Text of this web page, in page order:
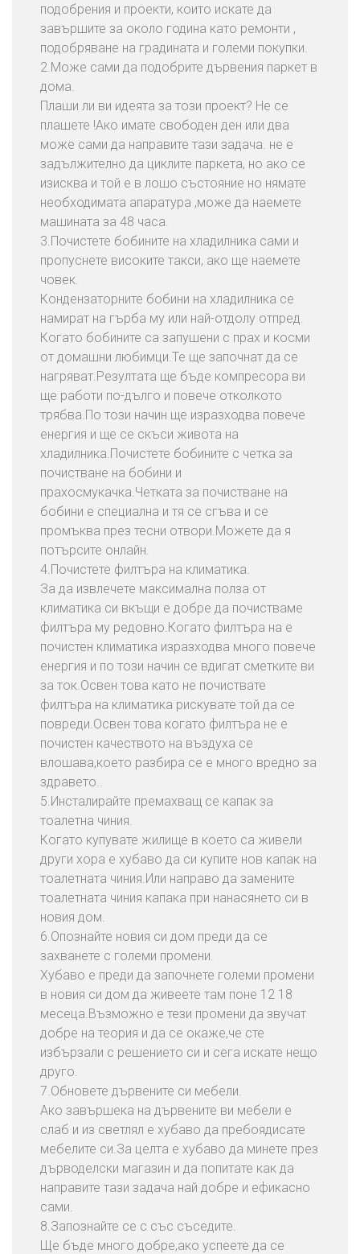
подобрения и проекти, които искате да
завършите за около година като ремонти ,
подобряване на градината и големи покупки.
2.Може сами да подобрите дървения паркет в
дома.
Плаши ли ви идеята за този проект? Не се
плашете !Ако имате свободен ден или два
може сами да направите тази задача. не е
задължително да циклите паркета, но ако се
изисква и той е в лошо състояние но нямате
необходимата апаратура ,може да наемете
машината за 48 часа.
3.Почистете бобините на хладилника сами и
пропуснете високите такси, ако ще наемете
човек.
Кондензаторните бобини на хладилника се
намират на гърба му или най-отдолу отпред.
Когато бобините са запушени с прах и косми
от домашни любимци.Те ще започнат да се
нагряват.Резултата ще бъде компресора ви
ще работи по-дълго и повече отколкото
трябва.По този начин ще изразходва повече
енергия и ще се скъси живота на
хладилника.Почистете бобините с четка за
почистване на бобини и
прахосмукачка.Четката за почистване на
бобини е специална и тя се сгъва и се
промъква през тесни отвори.Можете да я
потърсите онлайн.
4.Почистете филтъра на климатика.
За да извлечете максимална полза от
климатика си вкъщи е добре да почистваме
филтъра му редовно.Когато филтъра на е
почистен климатика изразходва много повече
енергия и по този начин се вдигат сметките ви
за ток.Освен това като не почиствате
филтъра на климатика рискувате той да се
повреди.Освен това когато филтъра не е
почистен качеството на въздуха се
влошава,което разбира се е много вредно за
здравето..
5.Инсталирайте премахващ се капак за
тоалетна чиния.
Когато купувате жилище в което са живели
други хора е хубаво да си купите нов капак на
тоалетната чиния.Или направо да замените
тоалетната чиния капака при нанасянето си в
новия дом.
6.Опознайте новия си дом преди да се
захванете с големи промени.
Хубаво е преди да започнете големи промени
в новия си дом да живеете там поне 12 18
месеца.Възможно е тези промени да звучат
добре на теория и да се окаже,че сте
избързали с решението си и сега искате нещо
друго.
7.Обновете дървените си мебели.
Ако завършека на дървените ви мебели е
слаб и из светлял е хубаво да пребоядисате
мебелите си.За целта е хубаво да минете през
дърводелски магазин и да попитате как да
направите тази задача най добре и ефикасно
сами.
8.Запознайте се с със съседите.
Ще бъде много добре,ако успеете да се